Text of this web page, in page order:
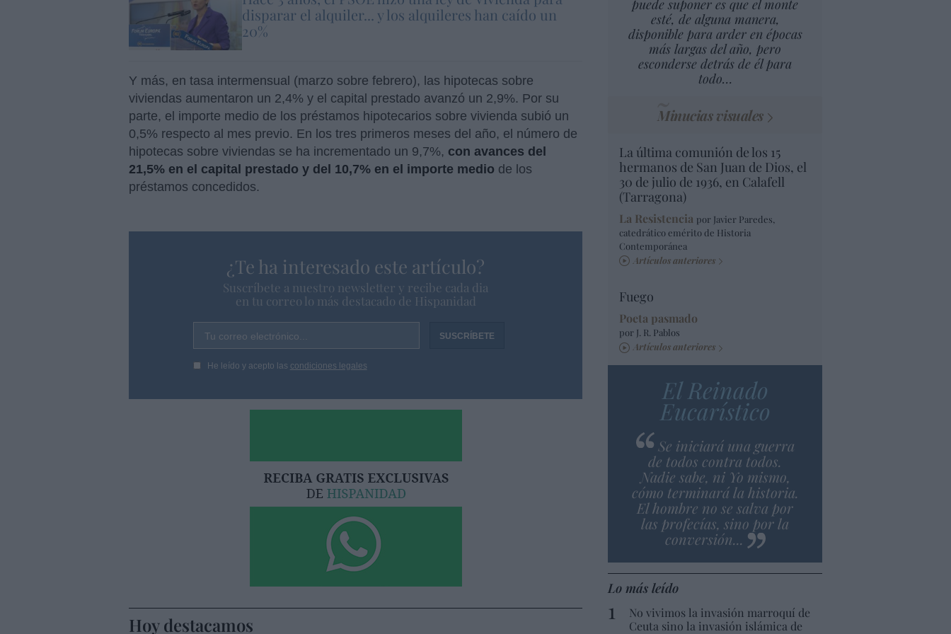
disparar el alquiler... y los alquileres han caído un
20%
Y más, en tasa intermensual (marzo sobre febrero), las hipotecas sobre
viviendas aumentaron un 2,4% y el capital prestado avanzó un 2,9%. Por su
parte, el importe medio de los préstamos hipotecarios sobre vivienda subió un
0,5% respecto al mes previo. En los tres primeros meses del año, el número de
hipotecas sobre viviendas se ha incrementado un 9,7%, con avances del
21,5% en el capital prestado y del 10,7% en el importe medio de los
préstamos concedidos.
¿Te ha interesado este artículo?
Suscríbete a nuestro newsletter y recibe cada dia
en tu correo lo más destacado de Hispanidad
Tu correo electrónico...
He leído y acepto las condiciones legales
Hoy destacamos
puede suponer es que el monte
esté, de alguna manera,
disponible para arder en épocas
más largas del año, pero
esconderse detrás de él para
todo…
Minucias visuales
La última comunión de los 15
hermanos de San Juan de Dios, el
30 de julio de 1936, en Calafell
(Tarragona)
La Resistencia por Javier Paredes,
catedrático emérito de Historia
Contemporánea
Artículos anteriores
Fuego
Poeta pasmado
por J. R. Pablos
Artículos anteriores
El Reinado
Eucarístico
Se iniciará una guerra
de todos contra todos.
Nadie sabe, ni Yo mismo,
cómo terminará la historia.
El hombre no se salva por
las profecías, sino por la
conversión...
Lo más leído
No vivimos la invasión marroquí de
Ceuta sino la invasión islámica de